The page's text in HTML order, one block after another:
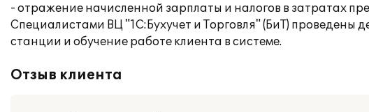
- отражение начисленной зарплаты и налогов в затратах
Специалистами ВЦ "1С:Бухучет и Торговля" (БиТ) проведены
станции и обучение работе клиента в системе.
Отзыв клиента